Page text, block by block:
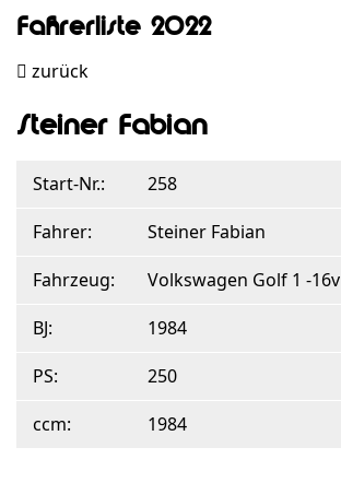
Fahrerliste 2022
zurück
Steiner Fabian
Start-Nr.:
258
Fahrer:
Steiner Fabian
Fahrzeug:
Volkswagen Golf 1 -16v
BJ:
1984
PS:
250
ccm:
1984